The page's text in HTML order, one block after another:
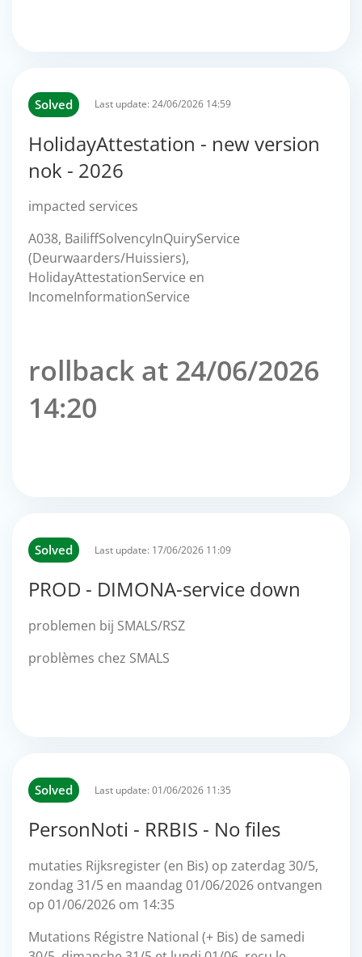
Solved Last update: 24/06/2026 14:59
HolidayAttestation - new version
nok - 2026
impacted services
A038, BailiffSolvencyInQuiryService
(Deurwaarders/Huissiers),
HolidayAttestationService en
IncomeInformationService
rollback at 24/06/2026
14:20
Solved Last update: 17/06/2026 11:09
PROD - DIMONA-service down
problemen bij SMALS/RSZ
problèmes chez SMALS
Solved Last update: 01/06/2026 11:35
PersonNoti - RRBIS - No files
mutaties Rijksregister (en Bis) op zaterdag 30/5,
zondag 31/5 en maandag 01/06/2026 ontvangen
op 01/06/2026 om 14:35
Mutations Régistre National (+ Bis) de samedi